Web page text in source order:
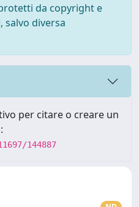
da copyright e
diversa
per citare o creare un
144887